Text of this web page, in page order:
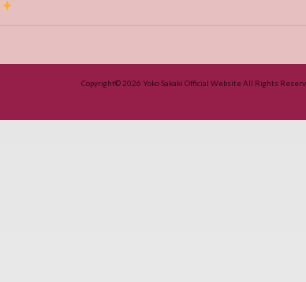
Copyright© 2026 Yoko Sakaki Official WebsiteAll Rights